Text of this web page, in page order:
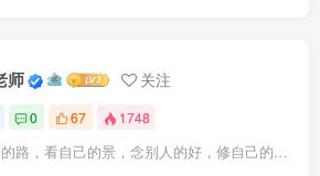
权。②法律规定，未经权利人许可，
与注册商标相同或相近的商标、或者
注册商标相同或近似的商标容易导致混
师 关注
0 67 1748
走自己的路，看自己的景，念别人的好，修自己的心。